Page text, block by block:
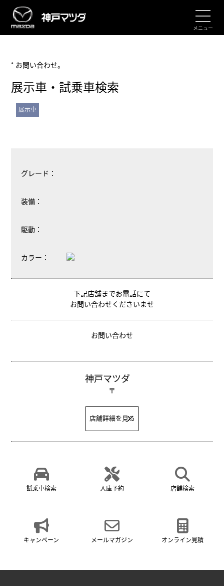
メニュー
* お問い合わせ。
展示車・試乗車検索
展示車
グレード：
装備：
駆動：
カラー：
下記店舗までお電話にて
お問い合わせくださいませ
お問い合わせ
神戸マツダ
〒
店舗詳細を見る
試乗車検索 入庫予約 店舗検索
キャンペーン メールマガジン オンライン見積